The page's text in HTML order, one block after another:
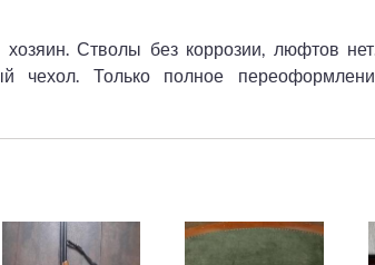
Стволы без коррозии, люфтов
чехол. Только полное